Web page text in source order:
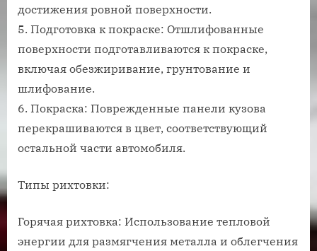
достижения ровной поверхности.
5. Подготовка к покраске: Отшлифованные
поверхности подготавливаются к покраске,
включая обезжиривание, грунтование и
шлифование.
6. Покраска: Поврежденные панели кузова
перекрашиваются в цвет, соответствующий
остальной части автомобиля.
Типы рихтовки:
Горячая рихтовка: Использование тепловой
энергии для размягчения металла и облегчения